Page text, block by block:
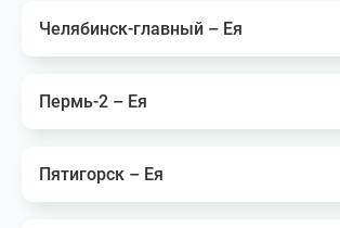
Челябинск-главный – Ея
Пермь-2 – Ея
Пятигорск – Ея